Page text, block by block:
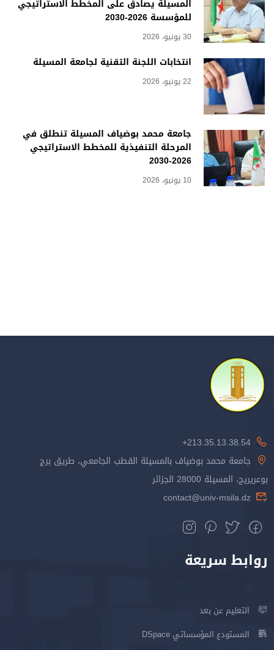
المسيلة يصادق على المخطط الاستراتيجي
للمؤسسة 2026-2030
30 يونيو، 2026
انتخابات اللجنة التقنية لجامعة المسيلة
22 يونيو، 2026
جامعة محمد بوضياف المسيلة تنطلق في
المرحلة التنفيذية للمخطط الاستراتيجي
2026-2030
10 يونيو، 2026
213.35.13.38.54+
جامعة محمد بوضياف بالمسيلة القطب الجامعي، طريق برج
بوعريريج، المسيلة 28000 الجزائر
contact@univ-msila.dz
روابط سريعة
التعليم عن بعد
المستودع المؤسساتي DSpace